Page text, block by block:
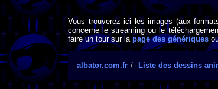
Vous trouverez ici les images (aux
concerne le streaming ou le
faire un tour sur la page des génériques
albator.com.fr Liste des dessins